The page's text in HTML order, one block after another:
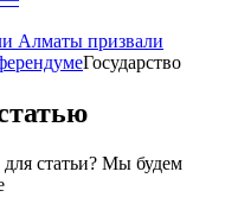
Алматы призвали
Государство
для статьи? Мы будем